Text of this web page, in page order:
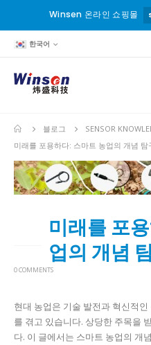
Winsen 온라인 쇼핑몰
한국어
블로그
SENSOR
미래를 포용하다: 스마트 농업의 개념 탐
미래를 포
업의 개념
0 COMMENTS
현대 농업은 기술 발전과 혁신적
를 겪고 있습니다. 상당한 주목을
다. 이 글에서는 스마트 농업의 개